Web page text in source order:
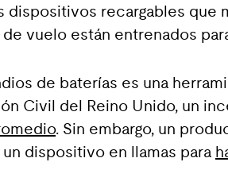
recargables
vuelo están entrenados
de baterías es una
Civil del Reino Unido, un
. Sin embargo, un
dispositivo en llamas para